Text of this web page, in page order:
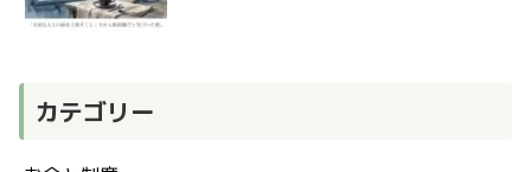
カテゴリー